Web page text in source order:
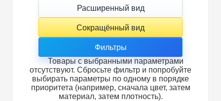
Расширенный вид
Сокращённый вид
Фильтры
Товары с выбранными параметрами
отсутствуют. Сбросьте фильтр и попробуйте
выбирать параметры по одному в порядке
приоритета (например, сначала цвет, затем
материал, затем плотность).